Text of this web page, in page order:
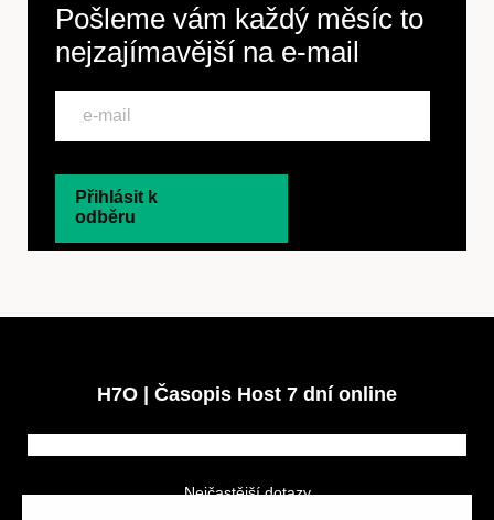
Pošleme vám každý měsíc to
nejzajímavější na e-mail
Přihlásit k
odběru
H7O | Časopis Host 7 dní online
Nejčastější dotazy